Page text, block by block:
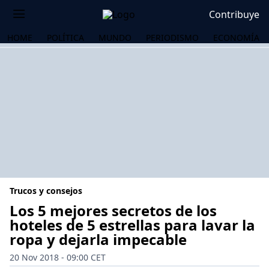
Contribuye
HOME POLÍTICA MUNDO PERIODISMO ECONOMÍA
Trucos y consejos
Los 5 mejores secretos de los
hoteles de 5 estrellas para lavar la
ropa y dejarla impecable
20 Nov 2018 - 09:00 CET